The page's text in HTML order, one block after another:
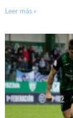
Leer más »